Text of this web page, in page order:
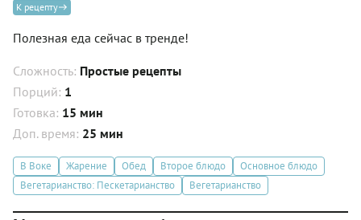
К рецепту
Полезная еда сейчас в тренде!
Сложность: Простые рецепты
Порций: 1
Готовка: 15 мин
Доп. время: 25 мин
В Воке Жарение Обед Второе блюдо
Основное блюдо
Вегетарианство: Пескетарианство
Вегетарианство